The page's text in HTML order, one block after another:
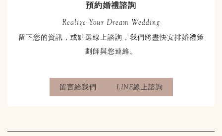
預約婚禮諮詢
Realize Your Dream Wedding
留下您的資訊，或點選線上諮詢，我們將盡快安排婚禮策
劃師與您連絡。
留言給我們 LINE線上諮詢